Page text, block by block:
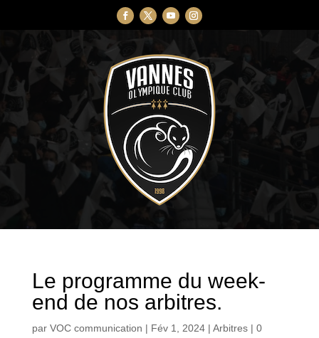
Le programme du week-
end de nos arbitres.
par VOC communication | Fév 1, 2024| Arbitres| 0